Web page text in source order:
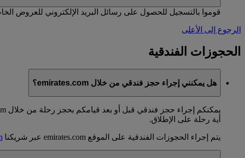
قوموا بالتسجيل للحصول على رسائل البريد الإلكتروني للعروض
الرجوع إلى الأعلى
الحجوزات الفندقية
هل يمكنني إجراء حجز فندقي من خلال emirates.com؟
أية رحلة على الإطلاق.
يتم إجراء الحجوزات الفندقية على الموقع emirates.com عبر شريكنا